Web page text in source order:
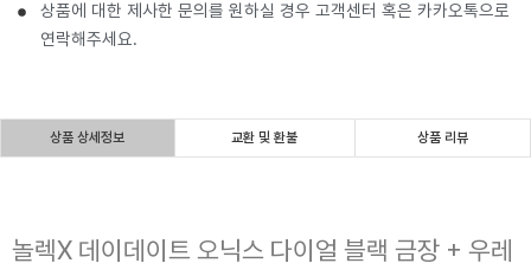
상품에 대한 제사한 문의를 원하실 경우 고객센터 혹은 카카오톡으로
연락해주세요.
상품 상세정보 교환 및 환불 상품 리뷰
놀렉X 데이데이트 오닉스 다이얼 블랙 금장 + 우레